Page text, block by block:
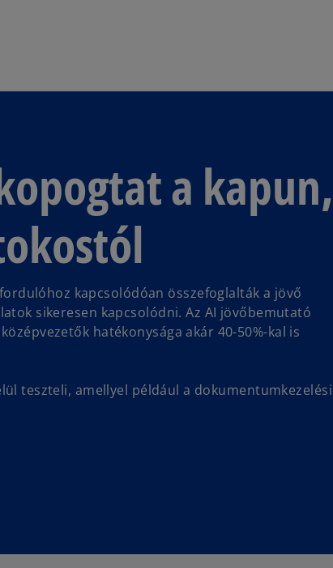
a kapun,
kapcsolódóan összefoglalták a jövő
sikeresen kapcsolódni. Az AI jövőbemutató
hatékonysága akár 40-50%-kal is
teszteli, amellyel például a dokumentumkezelési